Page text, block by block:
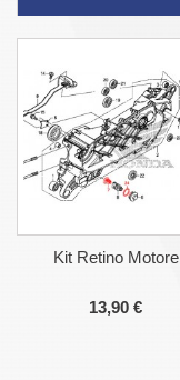
Kit Retino Motore
13,90 €